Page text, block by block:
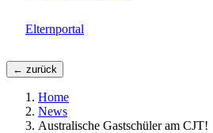
Elternportal
← zurück
Home
News
Australische Gastschüler am CJT!